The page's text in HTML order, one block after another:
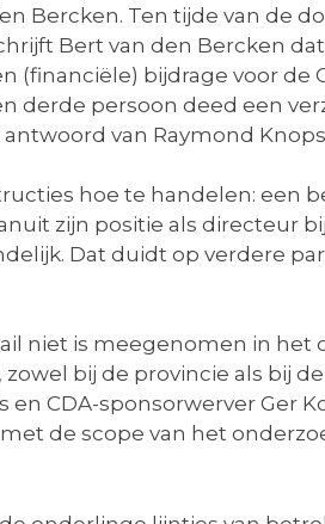
Bercken. Ten tijde van de
Bert van den Bercken
(financiële) bijdrage voor de
derde persoon deed een
van Raymond
hoe te handelen: een
zijn positie als directeur
Dat duidt op verdere
niet is meegenomen in het
bij de provincie als bij
CDA-sponsorwerver Ger
de scope van het